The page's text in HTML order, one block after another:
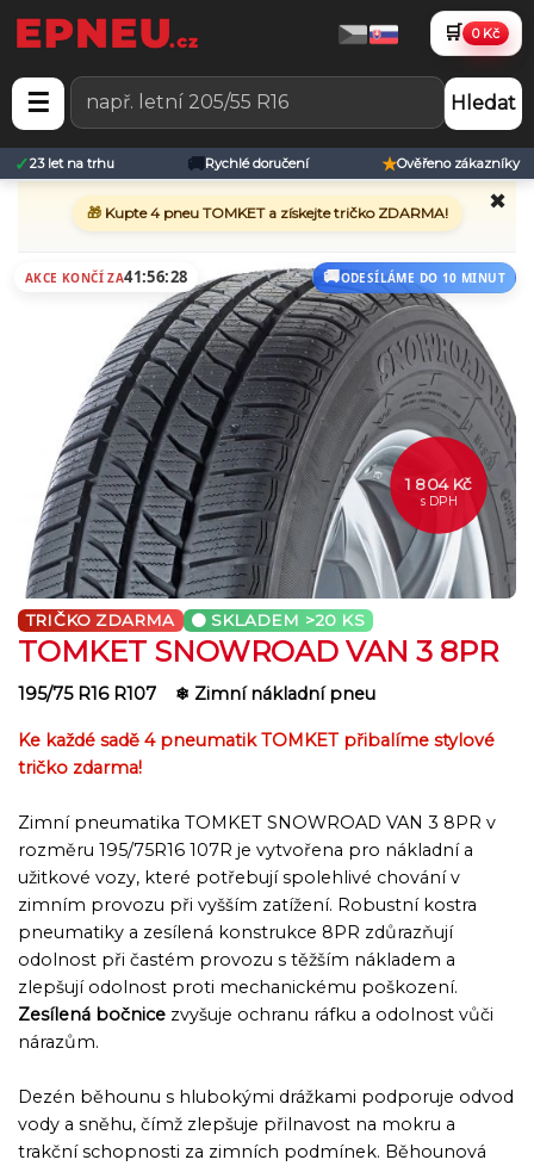
🛒 0 Kč
☰ Hledat
✓23 let na trhu 🚚Rychlé doručení ★Ověřeno zákazníky
✖
🎁Kupte 4 pneu TOMKET a získejte tričko ZDARMA!
AKCE KONČÍ ZA41:56:28 ODESÍLÁME DO 10 MINUT
1 804 Kč
s DPH
TRIČKO ZDARMA SKLADEM >20 KS
TOMKET SNOWROAD VAN 3 8PR
195/75 R16 R107 ❄ Zimní nákladní pneu
Ke každé sadě 4 pneumatik TOMKET přibalíme stylové
tričko zdarma!
Zimní pneumatika TOMKET SNOWROAD VAN 3 8PR v
rozměru 195/75R16 107R je vytvořena pro nákladní a
užitkové vozy, které potřebují spolehlivé chování v
zimním provozu při vyšším zatížení. Robustní kostra
pneumatiky a zesílená konstrukce 8PR zdůrazňují
odolnost při častém provozu s těžším nákladem a
zlepšují odolnost proti mechanickému poškození.
Zesílená bočnice zvyšuje ochranu ráfku a odolnost vůči
nárazům.
Dezén běhounu s hlubokými drážkami podporuje odvod
vody a sněhu, čímž zlepšuje přilnavost na mokru a
trakční schopnosti za zimních podmínek. Běhounová